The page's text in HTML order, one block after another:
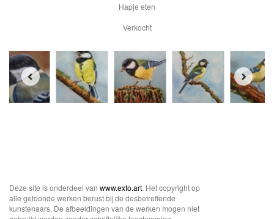
Hapje eten
Verkocht
Deze site is onderdeel van www.exto.art. Het copyright op
alle getoonde werken berust bij de desbetreffende
kunstenaars. De afbeeldingen van de werken mogen niet